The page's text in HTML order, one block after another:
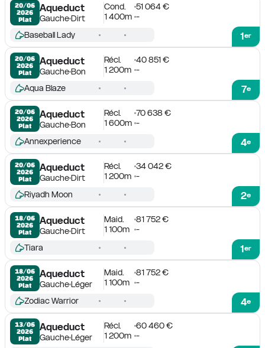
20/06
2026
Plat
Aqueduct
GaucheDirt
Cond.
51 064 €
1 400m -
1er
Baseball Lady
20/06
2026
Plat
Aqueduct
GaucheBon
Récl.
40 851 €
1 200m -
7e
Aqua Blaze
20/06
2026
Plat
Aqueduct
GaucheBon
Récl.
70 638 €
1 600m -
4e
Annexperience
20/06
2026
Plat
Aqueduct
GaucheDirt
Récl.
34 042 €
1 200m -
2e
Riyadh Moon
18/06
2026
Plat
Aqueduct
GaucheDirt
Maid.
81 752 €
1 100m
-
1er
Tiara
18/06
2026
Plat
Aqueduct
GaucheLéger
Maid.
81 752 €
1 100m
-
4e
Zodiac Warrior
13/06
2026
Plat
Aqueduct
GaucheLéger
Récl.
60 460 €
1 200m -